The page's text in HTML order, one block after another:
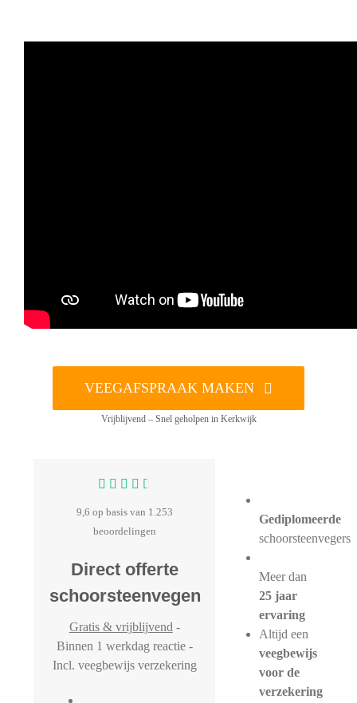
VEEGAFSPRAAK MAKEN
Vrijblijvend – Snel geholpen in Kerkwijk
9,6 op basis van 1.253
beoordelingen
Direct offerte
schoorsteenvegen
Gratis & vrijblijvend -
Binnen 1 werkdag reactie -
Incl. veegbewijs verzekering
Gediplomeerde
schoorsteenvegers
Meer dan
25 jaar
ervaring
Altijd een
veegbewijs
voor de
verzekering